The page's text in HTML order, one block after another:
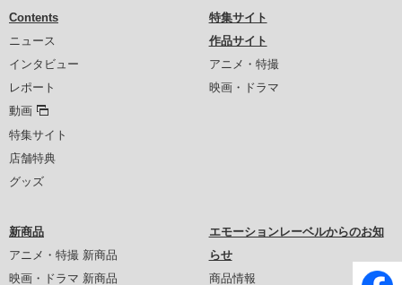
Contents
ニュース
インタビュー
レポート
動画
特集サイト
店舗特典
グッズ
特集サイト
作品サイト
アニメ・特撮
映画・ドラマ
新商品
アニメ・特撮 新商品
映画・ドラマ 新商品
エモーションレーベルからのお知
らせ
商品情報